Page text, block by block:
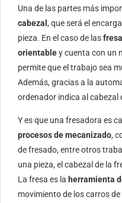
Una de las partes más
cabezal , que será el
pieza. En el caso de las
orientabley cuenta con un
permite que el trabajo sea
Además, gracias a la
ordenador indica al cabezal
Y es que una fresadora es
procesos de mecanizado,
de fresado, entre otros
una pieza, el cabezal de la
La fresa es la herramienta
movimiento de los carros